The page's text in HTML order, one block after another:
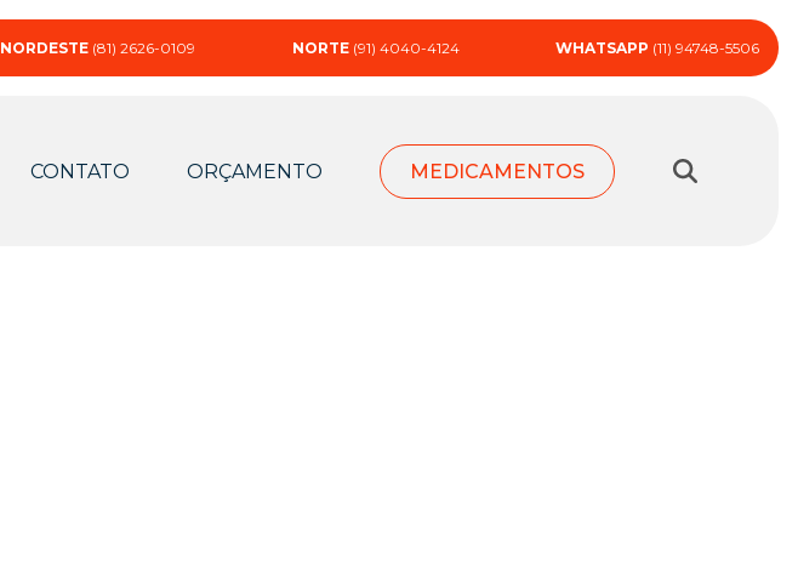
NORDESTE (81) 2626-0109 NORTE (91) 4040-4124 WHATSAPP (11) 94748-5506
CONTATO ORÇAMENTO MEDICAMENTOS